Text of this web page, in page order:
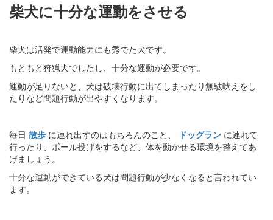
柴犬に十分な運動をさせる
柴犬は活発で運動能力にも秀でた犬です。
もともと狩猟犬でしたし、十分な運動が必要です。
運動が足りないと、犬は破壊行動に出てしまったり無駄吠えをし
たりなど問題行動が出やすくなります。
毎日 散歩 に連れ出すのはもちろんのこと、 ドッグラン に連れて
行ったり、ボール投げをするなど、体を動かせる環境を整えてあ
げましょう。
十分な運動ができている犬は問題行動が少なくなると言われてい
ます。